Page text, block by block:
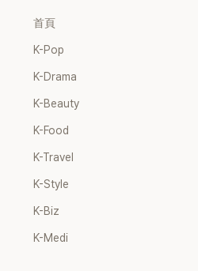
首頁
K-Pop
K-Drama
K-Beauty
K-Food
K-Travel
K-Style
K-Biz
K-Medi